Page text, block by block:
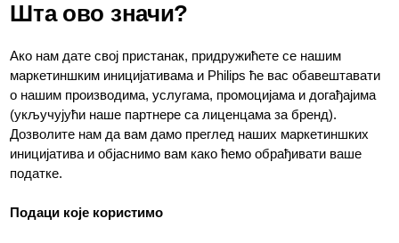
Шта ово значи?
Ако нам дате свој пристанак, придружићете се нашим
маркетиншким иницијативама и Philips ће вас обавештавати
о нашим производима, услугама, промоцијама и догађајима
(укључујући наше партнере са лиценцама за бренд).
Дозволите нам да вам дамо преглед наших маркетиншких
иницијатива и објаснимо вам како ћемо обрађивати ваше
податке.
Подаци које користимо